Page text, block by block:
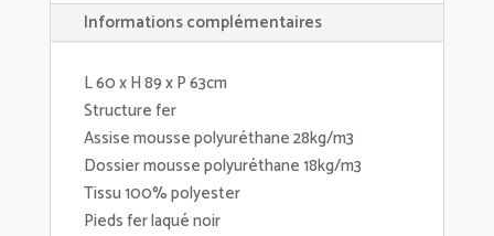
Informations complémentaires
L 60 x H 89 x P 63cm
Structure fer
Assise mousse polyuréthane 28kg/m3
Dossier mousse polyuréthane 18kg/m3
Tissu 100% polyester
Pieds fer laqué noir